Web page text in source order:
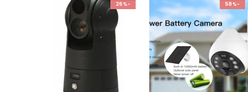
-58%
-26%